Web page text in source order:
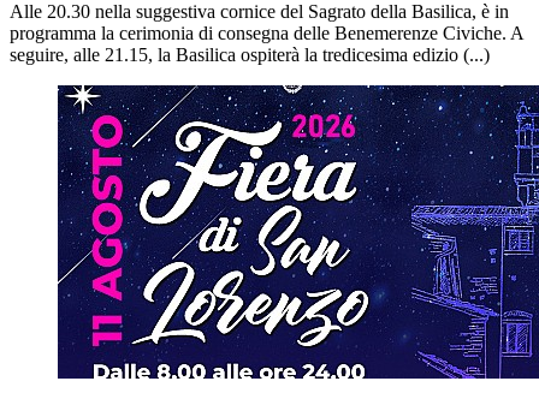
Alle 20.30 nella suggestiva cornice del Sagrato della Basilica, è in
programma la cerimonia di consegna delle Benemerenze Civiche. A
seguire, alle 21.15, la Basilica ospiterà la tredicesima edizio (...)